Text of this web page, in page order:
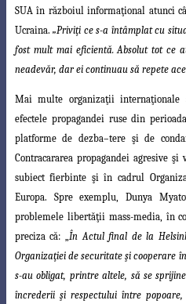
SUA în războiul informaţional atunci
Ucraina.„Priviţi ce s-a întâmplat cu
fost mult mai eficientă. Absolut tot ce
neadevăr, dar ei continuau să repete
Mai multe organizaţii internaţionale
efectele propagandei ruse din
platforme de dezba–tere şi de
Contracararea propagandei agresiveşi
subiect fierbinte şi în cadrul
Europa. Spre exemplu, Dunya
problemele libertăţii mass-media, în
preciza că: „În Actul final de la
Organizaţiei de securitate şi cooperare
s-au obligat, printre altele, să se
încrederii şi respectului între